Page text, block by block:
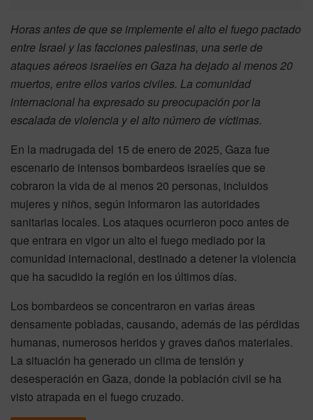
Horas antes de que se implemente el alto el fuego pactado
entre Israel y las facciones palestinas, una serie de
ataques aéreos israelíes en Gaza ha dejado al menos 20
muertos, entre ellos varios civiles. La comunidad
internacional ha expresado su preocupación por la
escalada de violencia y el alto número de víctimas.
En la madrugada del 15 de enero de 2025, Gaza fue
escenario de intensos bombardeos israelíes que se
cobraron la vida de al menos 20 personas, incluidos
mujeres y niños, según informaron las autoridades
sanitarias locales. Los ataques ocurrieron poco antes de
que entrara en vigor un alto el fuego mediado por la
comunidad internacional, destinado a detener la violencia
que ha sacudido la región en los últimos días.
Los bombardeos se concentraron en varias áreas
densamente pobladas, causando, además de las pérdidas
humanas, numerosos heridos y graves daños materiales.
La situación ha generado un clima de tensión y
desesperación en Gaza, donde la población civil se ha
visto atrapada en el fuego cruzado.